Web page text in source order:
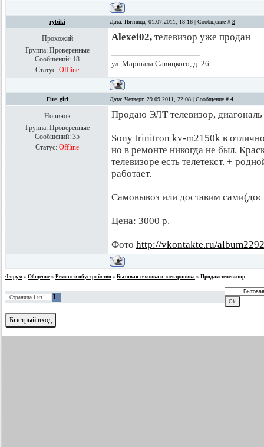
rybiki Дата: Пятница, 01.07.2011, 18:16 | Сообщение # 3
Прохожий
Группа: Проверенные
Сообщений: 18
Статус: Offline
Alexei02, телевизор уже продан
ул. Маршала Савицкого, д. 26
Fire_girl Дата: Четверг, 29.09.2011, 22:08 | Сообщение # 4
Новичок
Группа: Проверенные
Сообщений: 35
Статус: Offline
Продаю ЭЛТ телевизор,
Sony trinitron kv-m2150k в
но в ремонте никогда не был.
телевизоре есть телетекст. +
работает.
Самовывоз или доставим
Цена: 3000 р.
Фото http://vkontakte.ru/
Форум » Общение » Ремонт и обустройство » Бытовая техника и электроника » Продам телевизор
Страница 1 из 1 1